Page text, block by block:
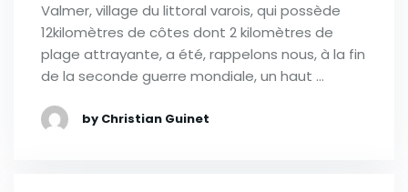
Valmer, village du littoral varois, qui possède
12kilomètres de côtes dont 2 kilomètres de
plage attrayante, a été, rappelons nous, à la fin
de la seconde guerre mondiale, un haut …
by Christian Guinet